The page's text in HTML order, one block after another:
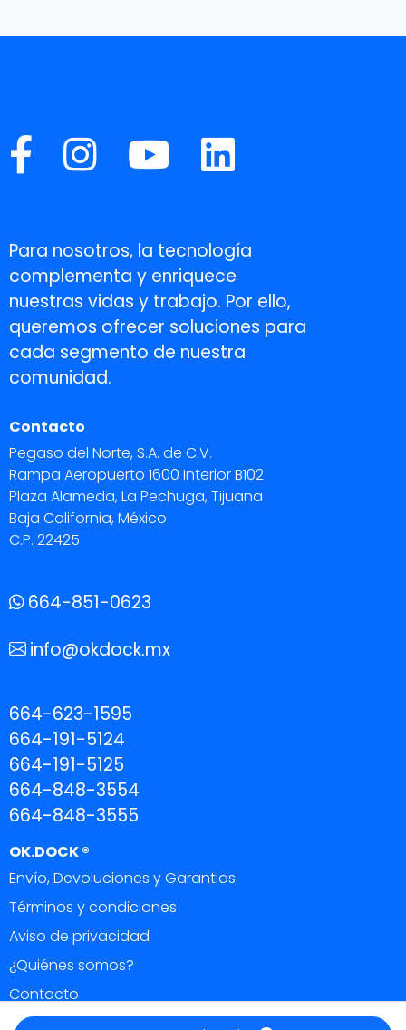
Para nosotros, la tecnología
complementa y enriquece
nuestras vidas y trabajo. Por ello,
queremos ofrecer soluciones para
cada segmento de nuestra
comunidad.
Contacto
Pegaso del Norte, S.A. de C.V.
Rampa Aeropuerto 1600 Interior B102
Plaza Alameda, La Pechuga, Tijuana
Baja California, México
C.P. 22425
664-851-0623
info@okdock.mx
664-623-1595
664-191-5124
664-191-5125
664-848-3554
664-848-3555
OK.DOCK ®
Envío, Devoluciones y Garantias
Términos y condiciones
Aviso de privacidad
¿Quiénes somos?
Contacto